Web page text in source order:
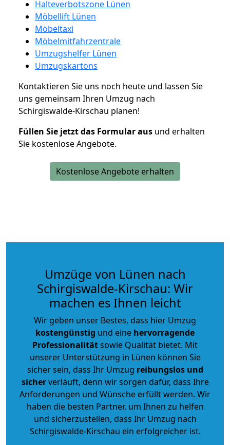
Halteverbotszone Lünen
Möbellift Lünen
Möbeltaxi
Möbelmitfahrzentrale
Umzugshelfer Lünen
Umzugskartons
Kontaktieren Sie uns noch heute und lassen Sie
uns gemeinsam Ihren Umzug nach
Schirgiswalde-Kirschau planen!
Füllen Sie jetzt das Formular aus und erhalten
Sie kostenlose Angebote.
Kostenlose Angebote erhalten
Umzüge von Lünen nach
Schirgiswalde-Kirschau: Wir
machen es Ihnen leicht
Wir geben unser Bestes, dass hier Umzug
kostengünstig und eine hervorragende
Professionalitätsowie Qualität bietet. Mit
unserer Unterstützung in Lünen können Sie
sicher sein, dass Ihr Umzug reibungslos und
sicherverläuft, denn wir sorgen dafür, dass Ihre
Anforderungen und Wünsche erfüllt werden. Wir
haben die besten Partner, um Ihnen zu helfen
und sicherzustellen, dass Ihr Umzug nach
Schirgiswalde-Kirschau ein erfolgreicher ist.